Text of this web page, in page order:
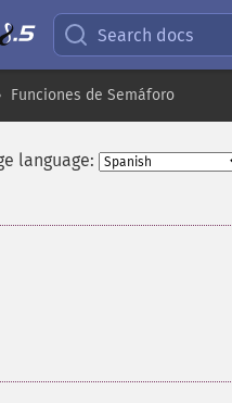
Search docs
Funciones de Semáforo
language: